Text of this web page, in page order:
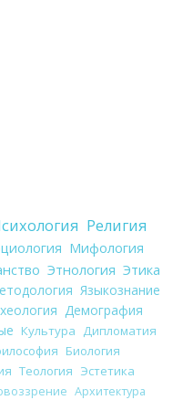
Религия
Мифология
Этнология Этика
Языкознание
Демография
Культура
Дипломатия
Биология
Теология Эстетика
Архитектура